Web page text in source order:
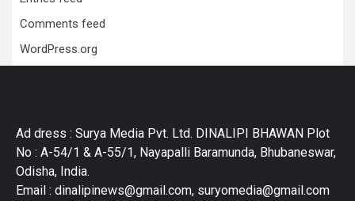
Comments feed
WordPress.org
Ad dress : Surya Media Pvt. Ltd. DINALIPI BHAWAN Plot
No : A-54/1 & A-55/1, Nayapalli Baramunda, Bhubaneswar,
Odisha, India.
Email : dinalipinews@gmail.com, suryomedia@gmail.com